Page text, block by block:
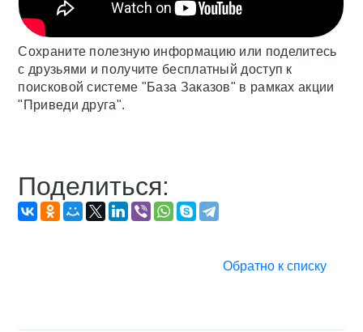
Сохраните полезную информацию или поделитесь
с друзьями и получите бесплатный доступ к
поисковой системе "База Заказов" в рамках акции
"Приведи друга".
Поделиться:
Обратно к списку